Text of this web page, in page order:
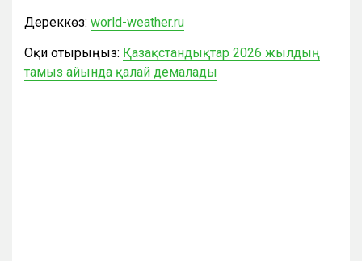
Дереккөз: world-weather.ru
Оқи отырыңыз: Қазақстандықтар 2026 жылдың
тамыз айында қалай демалады